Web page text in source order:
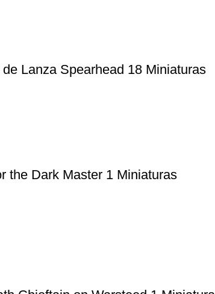
Lanza Spearhead 18 Miniaturas
the Dark Master 1 Miniaturas